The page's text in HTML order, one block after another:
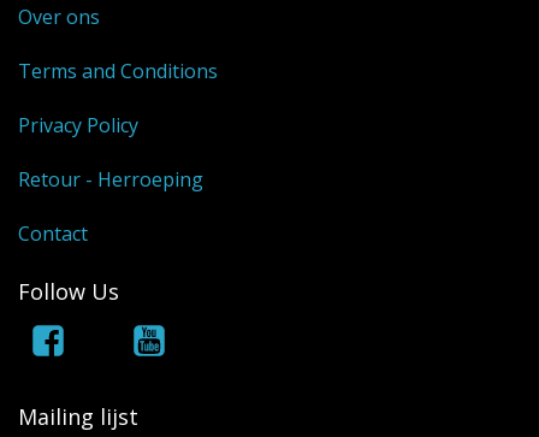
Over ons
Terms and Conditions
Privacy Policy
Retour - Herroeping
Contact
Follow Us
Mailing lijst